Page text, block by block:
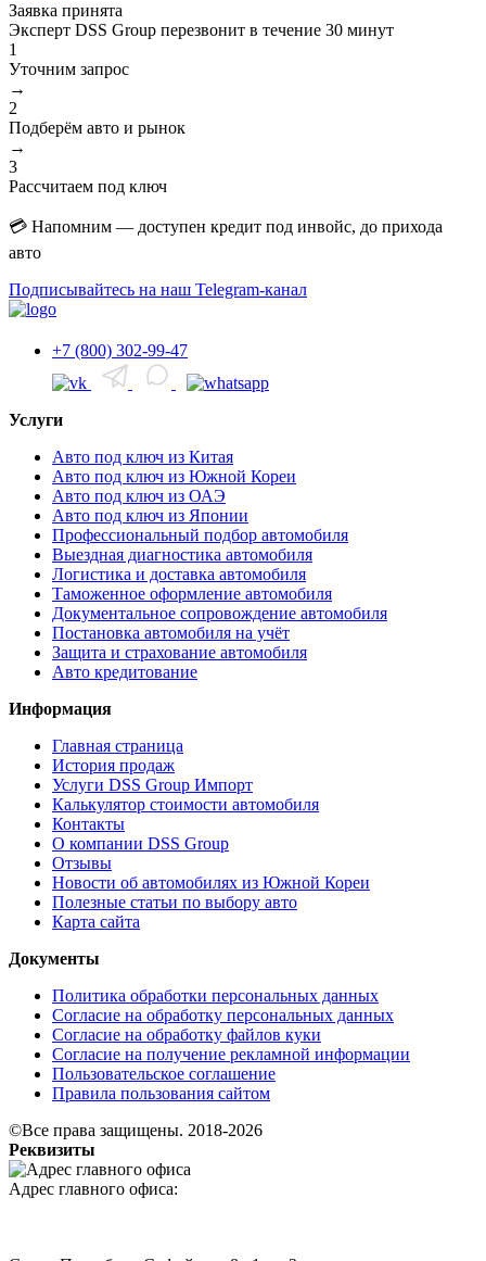
Заявка принята
Эксперт DSS Group перезвонит в течение 30 минут
1
Уточним запрос
→
2
Подберём авто и рынок
→
3
Рассчитаем под ключ
💳 Напомним — доступен кредит под инвойс, до прихода
авто
Подписывайтесь на наш Telegram-канал
+7 (800) 302-99-47
Услуги
Авто под ключ из Китая
Авто под ключ из Южной Кореи
Авто под ключ из ОАЭ
Авто под ключ из Японии
Профессиональный подбор автомобиля
Выездная диагностика автомобиля
Логистика и доставка автомобиля
Таможенное оформление автомобиля
Документальное сопровождение автомобиля
Постановка автомобиля на учёт
Защита и страхование автомобиля
Авто кредитование
Информация
Главная страница
История продаж
Услуги DSS Group Импорт
Калькулятор стоимости автомобиля
Контакты
О компании DSS Group
Отзывы
Новости об автомобилях из Южной Кореи
Полезные статьи по выбору авто
Карта сайта
Документы
Политика обработки персональных данных
Согласие на обработку персональных данных
Согласие на обработку файлов куки
Согласие на получение рекламной информации
Пользовательское соглашение
Правила пользования сайтом
©Все права защищены. 2018-2026
Реквизиты
Адрес главного офиса: